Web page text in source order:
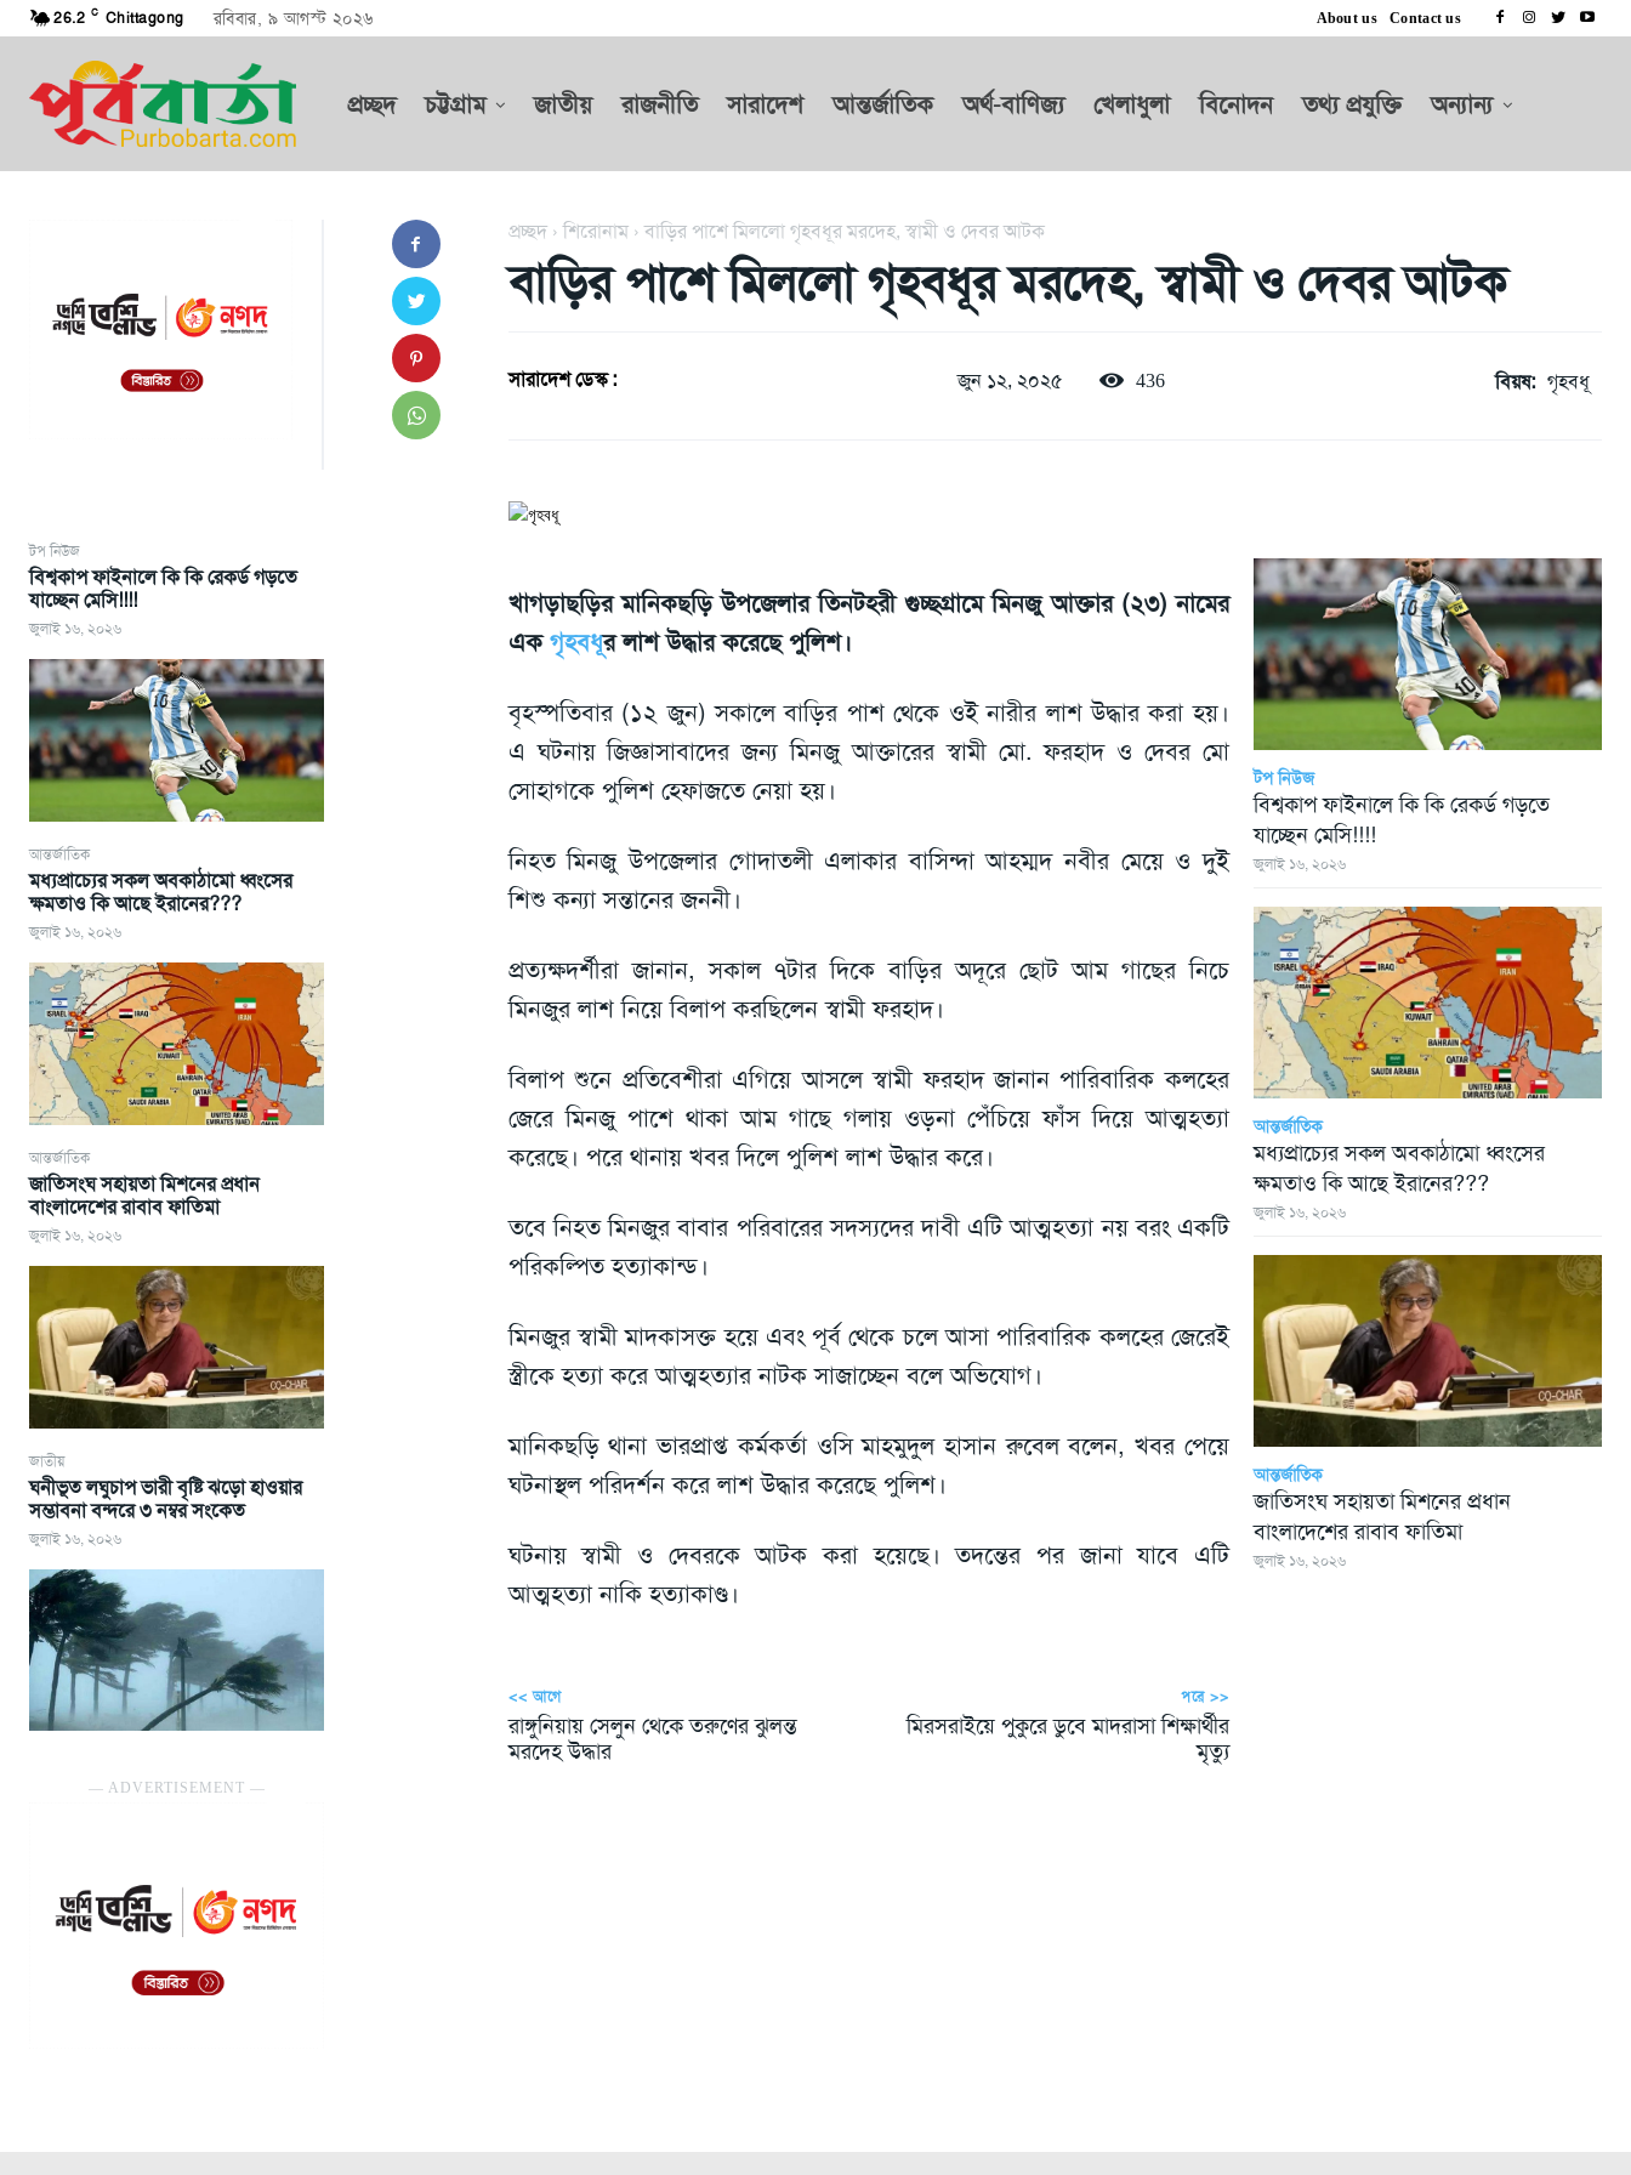
26.2 C Chittagong রবিবার, ৯ আগস্ট ২০২৬ About us Contact us
প্রচ্ছদ চট্টগ্রাম জাতীয় রাজনীতি সারাদেশ আন্তর্জাতিক অর্থ-বাণিজ্য খেলাধুলা বিনোদন তথ্য প্রযুক্তি অন্যান্য
টপ নিউজ
বিশ্বকাপ ফাইনালে কি কি রেকর্ড গড়তে
যাচ্ছেন মেসি!!!!
জুলাই ১৬, ২০২৬
আন্তর্জাতিক
মধ্যপ্রাচ্যের সকল অবকাঠামো ধ্বংসের
ক্ষমতাও কি আছে ইরানের???
জুলাই ১৬, ২০২৬
আন্তর্জাতিক
জাতিসংঘ সহায়তা মিশনের প্রধান
বাংলাদেশের রাবাব ফাতিমা
জুলাই ১৬, ২০২৬
জাতীয়
ঘনীভূত লঘুচাপ ভারী বৃষ্টি ঝড়ো হাওয়ার
সম্ভাবনা বন্দরে ৩ নম্বর সংকেত
জুলাই ১৬, ২০২৬
― ADVERTISEMENT ―
প্রচ্ছদ শিরোনাম বাড়ির পাশে মিললো গৃহবধূর মরদেহ, স্বামী ও দেবর আটক
বাড়ির পাশে মিললো গৃহবধূর মরদেহ, স্বামী ও দেবর আটক
সারাদেশ ডেস্ক : জুন ১২, ২০২৫ 436 বিয়ষ: গৃহবধূ
খাগড়াছড়ির মানিকছড়ি উপজেলার তিনটহরী গুচ্ছগ্রামে মিনজু আক্তার (২৩) নামের
একগৃহবধূর লাশ উদ্ধার করেছে পুলিশ।
বৃহস্পতিবার (১২ জুন) সকালে বাড়ির পাশ থেকে ওই নারীর লাশ উদ্ধার করা হয়।
এ ঘটনায় জিজ্ঞাসাবাদের জন্য মিনজু আক্তারের স্বামী মো. ফরহাদ ও দেবর মো
সোহাগকে পুলিশ হেফাজতে নেয়া হয়।
নিহত মিনজু উপজেলার গোদাতলী এলাকার বাসিন্দা আহম্মদ নবীর মেয়ে ও দুই
শিশু কন্যা সন্তানের জননী।
প্রত্যক্ষদর্শীরা জানান, সকাল ৭টার দিকে বাড়ির অদূরে ছোট আম গাছের নিচে
মিনজুর লাশ নিয়ে বিলাপ করছিলেন স্বামী ফরহাদ।
বিলাপ শুনে প্রতিবেশীরা এগিয়ে আসলে স্বামী ফরহাদ জানান পারিবারিক কলহের
জেরে মিনজু পাশে থাকা আম গাছে গলায় ওড়না পেঁচিয়ে ফাঁস দিয়ে আত্মহত্যা
করেছে। পরে থানায় খবর দিলে পুলিশ লাশ উদ্ধার করে।
তবে নিহত মিনজুর বাবার পরিবারের সদস্যদের দাবী এটি আত্মহত্যা নয় বরং একটি
পরিকল্পিত হত্যাকান্ড।
মিনজুর স্বামী মাদকাসক্ত হয়ে এবং পূর্ব থেকে চলে আসা পারিবারিক কলহের জেরেই
স্ত্রীকে হত্যা করে আত্মহত্যার নাটক সাজাচ্ছেন বলে অভিযোগ।
মানিকছড়ি থানা ভারপ্রাপ্ত কর্মকর্তা ওসি মাহমুদুল হাসান রুবেল বলেন, খবর পেয়ে
ঘটনাস্থল পরিদর্শন করে লাশ উদ্ধার করেছে পুলিশ।
ঘটনায় স্বামী ও দেবরকে আটক করা হয়েছে। তদন্তের পর জানা যাবে এটি
আত্মহত্যা নাকি হত্যাকাণ্ড।
<< আগে
রাঙ্গুনিয়ায় সেলুন থেকে তরুণের ঝুলন্ত
মরদেহ উদ্ধার
পরে >>
মিরসরাইয়ে পুকুরে ডুবে মাদরাসা শিক্ষার্থীর
মৃত্যু
টপ নিউজ
বিশ্বকাপ ফাইনালে কি কি রেকর্ড গড়তে
যাচ্ছেন মেসি!!!!
জুলাই ১৬, ২০২৬
আন্তর্জাতিক
মধ্যপ্রাচ্যের সকল অবকাঠামো ধ্বংসের
ক্ষমতাও কি আছে ইরানের???
জুলাই ১৬, ২০২৬
আন্তর্জাতিক
জাতিসংঘ সহায়তা মিশনের প্রধান
বাংলাদেশের রাবাব ফাতিমা
জুলাই ১৬, ২০২৬